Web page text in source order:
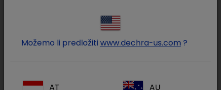
Možemo li predložiti www.dechra-us.com ?
AT AU